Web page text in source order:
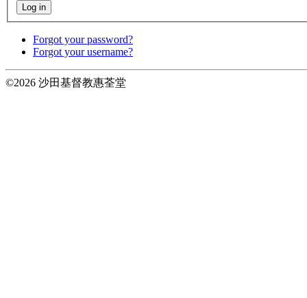
Forgot your password?
Forgot your username?
©2026 沙田基督教惠荃堂